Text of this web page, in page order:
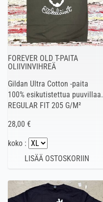
FOREVER OLD T-PAITA
OLIIVINVIHREÄ
Gildan Ultra Cotton -paita
100% esikutistettua puuvillaa.
REGULAR FIT 205 G/M²
28,00 €
koko :